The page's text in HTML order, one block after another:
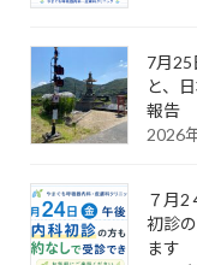
7月25
と、
報告
2026
７月2
初診
ます